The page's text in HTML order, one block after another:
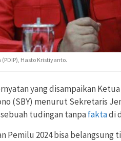
Hasto Kristiyanto.
yang disampaikan
(SBY) menurut Sekretaris
tudingan tanpafaktadi
Pemilu 2024 bisa belangsung